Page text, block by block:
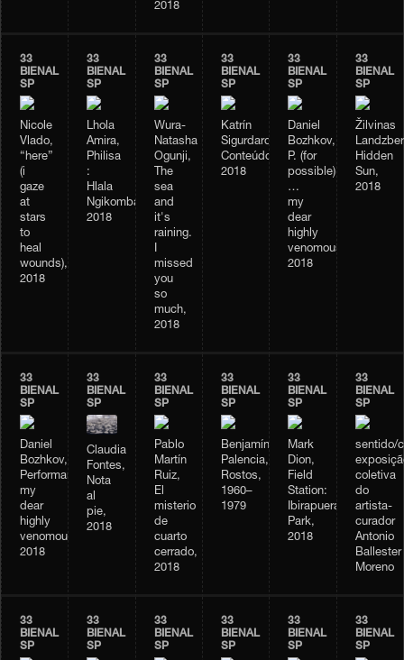
2018
33
BIENAL
SP
Nicole
Vlado,
“here”
(i
gaze
at
stars
to
heal
wounds),
2018
33
BIENAL
SP
Lhola
Amira,
Philisa
:
Hlala
Ngikombamthise,
2018
33
BIENAL
SP
Wura-
Natasha
Ogunji,
The
sea
and
it's
raining.
I
missed
you
so
much,
2018
33
BIENAL
SP
Katrín
Sigurdardóttir,
Conteúdo,
2018
33
BIENAL
SP
Daniel
Bozhkov,
P. (for
possible)
…
my
dear
highly
venomous,
2018
33
BIENAL
SP
Žilvinas
Hidden
Sun,
2018
33
BIENAL
SP
Daniel
Bozhkov,
Performance
my
dear
highly
venomous,
2018
33
BIENAL
SP
Claudia
Fontes,
Nota
al
pie,
2018
33
BIENAL
SP
Pablo
Martín
Ruiz,
El
misterio
de
cuarto
cerrado,
2018
33
BIENAL
SP
Benjamín
Palencia,
Rostos,
1960–
1979
33
BIENAL
SP
Mark
Dion,
Field
Station:
Ibirapuera
Park,
2018
33
BIENAL
SP
sentido/
coletiva
do
artista-
curador
Antonio
Ballester
Moreno
33
BIENAL
SP
33
BIENAL
SP
33
BIENAL
SP
33
BIENAL
SP
33
BIENAL
SP
33
BIENAL
SP